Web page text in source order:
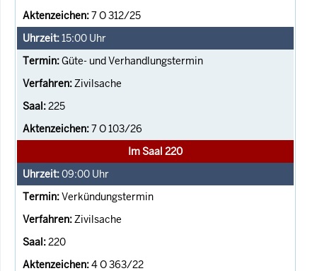
7 O 312/25
15:00 Uhr
Güte- und Verhandlungstermin
Zivilsache
225
7 O 103/26
Im Saal 220
09:00 Uhr
Verkündungstermin
Zivilsache
220
4 O 363/22